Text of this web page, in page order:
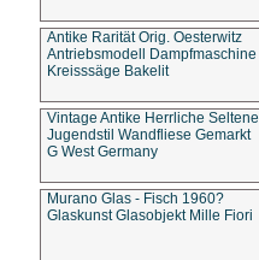
Antike Rarität Orig. Oesterwitz
Antriebsmodell Dampfmaschine
Kreisssäge Bakelit
Vintage Antike Herrliche Seltene
Jugendstil Wandfliese Gemarkt
G West Germany
Murano Glas - Fisch 1960?
Glaskunst Glasobjekt Mille Fiori